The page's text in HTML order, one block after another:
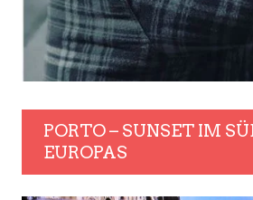
PORTO – SUNSET IM
EUROPAS